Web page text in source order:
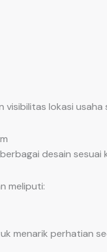
lokasi
desain
meliputi:
menarik perhatian